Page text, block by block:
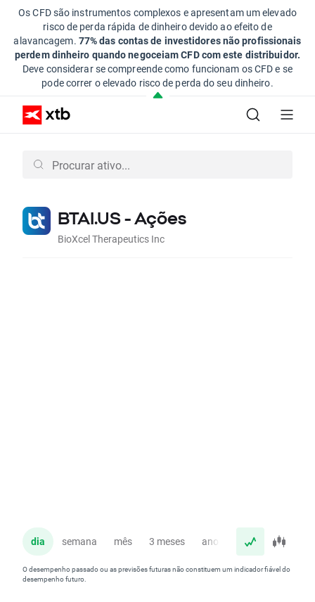
Os CFD são instrumentos complexos e apresentam um elevado
risco de perda rápida de dinheiro devido ao efeito de
alavancagem. 77% das contas de investidores não profissionais
perdem dinheiro quando negoceiam CFD com este distribuidor.
Deve considerar se compreende como funcionam os CFD e se
pode correr o elevado risco de perda do seu dinheiro.
BTAI.US - Ações
BioXcel Therapeutics Inc
dia semana mês 3 meses ano
O desempenho passado ou as previsões futuras não constituem um indicador fiável do
desempenho futuro.